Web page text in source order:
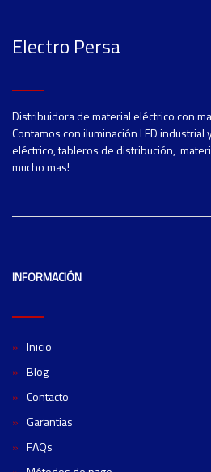
Electro Persa
Distribuidora de material eléctrico con
Contamos con iluminación LED industrial
eléctrico, tableros de distribución,
mucho mas!
INFORMACIÓN
Inicio
Blog
Contacto
Garantias
FAQs